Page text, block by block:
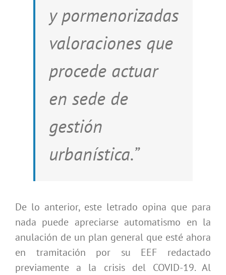
y pormenorizadas
valoraciones que
procede actuar
en sede de
gestión
urbanística.”
De lo anterior, este letrado opina que para
nada puede apreciarse automatismo en la
anulación de un plan general que esté ahora
en tramitación por su EEF redactado
previamente a la crisis del COVID-19. Al